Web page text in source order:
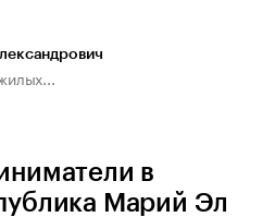
в
Марий Эл